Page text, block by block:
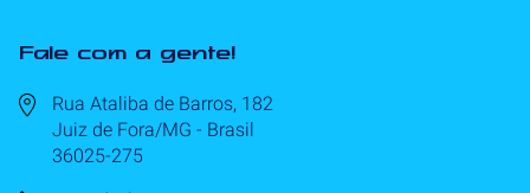
Fale com a gente!
Rua Ataliba de Barros, 182
Juiz de Fora/MG - Brasil
36025-275